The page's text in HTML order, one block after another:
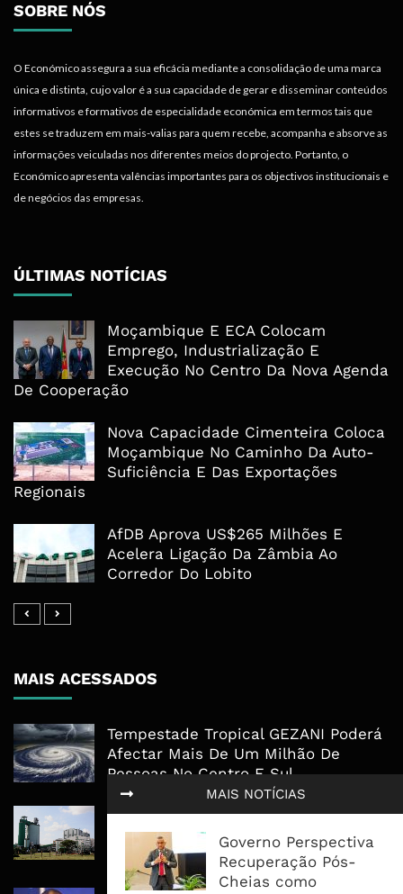
MAIS NOTÍCIAS
Governo Perspectiva
Recuperação Pós-
Cheias como
SOBRE NÓS
O Económico assegura a sua eficácia mediante a consolidação de uma marca
única e distinta, cujo valor é a sua capacidade de gerar e disseminar conteúdos
informativos e formativos de especialidade económica em termos tais que
estes se traduzem em mais-valias para quem recebe, acompanha e absorve as
informações veiculadas nos diferentes meios do projecto. Portanto, o
Económico apresenta valências importantes para os objectivos institucionais e
de negócios das empresas.
ÚLTIMAS NOTÍCIAS
Moçambique E ECA Colocam
Emprego, Industrialização E
Execução No Centro Da Nova Agenda
De Cooperação
Nova Capacidade Cimenteira Coloca
Moçambique No Caminho Da Auto-
Suficiência E Das Exportações
Regionais
AfDB Aprova US$265 Milhões E
Acelera Ligação Da Zâmbia Ao
Corredor Do Lobito
MAIS ACESSADOS
Tempestade Tropical GEZANI Poderá
Afectar Mais De Um Milhão De
Pessoas No Centro E Sul ...
Governo admite nova operadora
para a Mozal após suspensão das
operações